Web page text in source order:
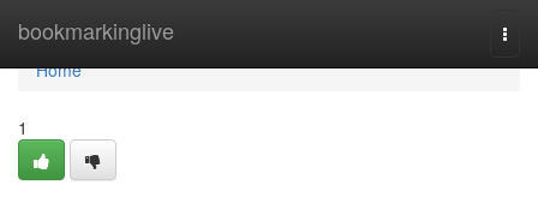
bookmarkinglive
Home
Home
1